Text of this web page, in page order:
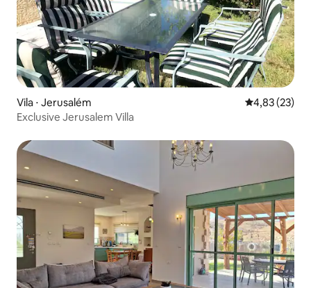
Vila ⋅ Jerusalém 4,83 de uma
4,83 (23)
Exclusive Jerusalem Villa